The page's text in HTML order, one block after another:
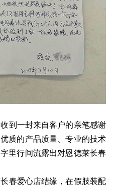
一封来自客户的亲笔感谢
质的产品质量、专业的技术
里行间流露出对恩德莱长春
爱心店结缘，在假肢装配